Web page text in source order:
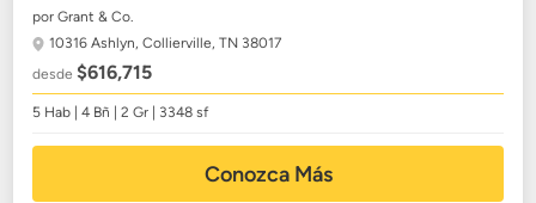
por Grant & Co.
10316 Ashlyn,Collierville, TN 38017
desde$616,715
5 Hab | 4 Bñ | 2 Gr | 3348 sf
Conozca Más